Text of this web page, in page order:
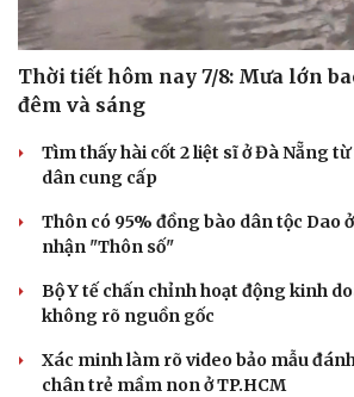
Doanh nghiệp
Thông tin doanh nghiệp
Doanh nhân
Vì cộng đồng
Công
Trải
Thời tiết hôm nay 7/8: Mưa lớn
đêm và sáng
Tìm thấy hài cốt 2 liệt sĩ ở Đà Nẵng
dân cung cấp
Thôn có 95% đồng bào dân tộc Dao
nhận "Thôn số"
Bộ Y tế chấn chỉnh hoạt động kinh
không rõ nguồn gốc
Xác minh làm rõ video bảo mẫu
chân trẻ mầm non ở TP.HCM